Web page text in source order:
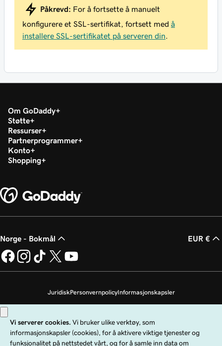
Påkrevd: For å fortsette å manuelt
konfigurere et SSL-sertifikat, fortsett med å
installere SSL-sertifikatet på serveren din
Om GoDaddy
Støtte
Ressurser
Partnerprogrammer
Konto
Shopping
Norge - Bokmål EUR €
JuridiskPersonvernpolicyInformasjonskapsler
Copyright © 1999–2026 GoDaddy Operating Company, LLC. Med enerett.
GoDaddy-ordmerket er et registrert varemerke som tilhører GoDaddy